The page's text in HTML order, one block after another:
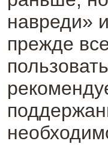
навреди»
прежде